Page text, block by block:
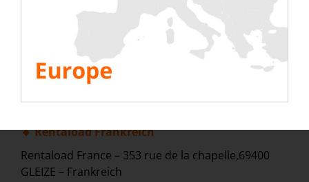
🔸Rentaload Europa
🔸 Rentaload Frankreich
Rentaload France – 353 rue de la chapelle,69400
GLEIZE – Frankreich